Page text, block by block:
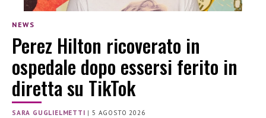
NEWS
Perez Hilton ricoverato in
ospedale dopo essersi ferito in
diretta su TikTok
SARA GUGLIELMETTI |5 AGOSTO 2026